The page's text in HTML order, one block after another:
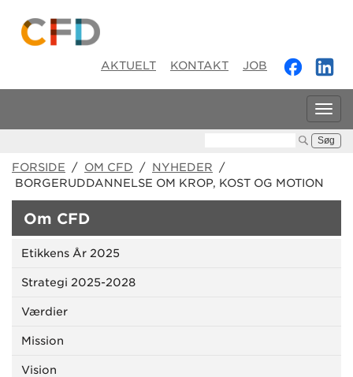
AKTUELT KONTAKT JOB
FORSIDE / OM CFD / NYHEDER /
BORGERUDDANNELSE OM KROP, KOST OG MOTION
Om CFD
Etikkens År 2025
Strategi 2025-2028
Værdier
Mission
Vision